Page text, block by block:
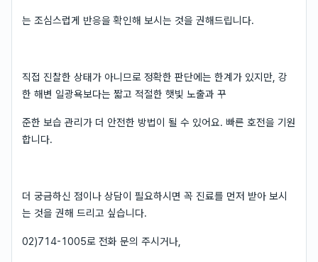
는 조심스럽게 반응을 확인해 보시는 것을 권해드립니다.
직접 진찰한 상태가 아니므로 정확한 판단에는 한계가 있지만, 강
한 해변 일광욕보다는 짧고 적절한 햇빛 노출과 꾸
준한 보습 관리가 더 안전한 방법이 될 수 있어요. 빠른 호전을 기원
합니다.
더 궁금하신 점이나 상담이 필요하시면 꼭 진료를 먼저 받아 보시
는 것을 권해 드리고 싶습니다.
02)714-1005로 전화 문의 주시거나,